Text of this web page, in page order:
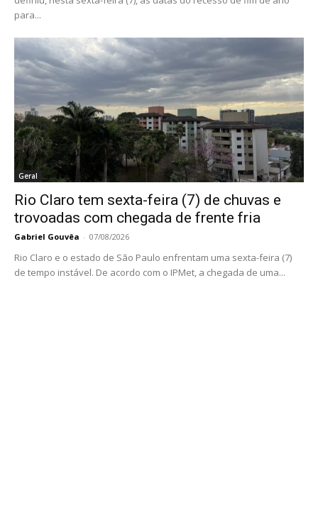
para...
Geral
Rio Claro tem sexta-feira (7) de chuvas e
trovoadas com chegada de frente fria
Gabriel Gouvêa - 07/08/2026
Rio Claro e o estado de São Paulo enfrentam uma sexta-feira (7)
de tempo instável. De acordo com o IPMet, a chegada de uma...